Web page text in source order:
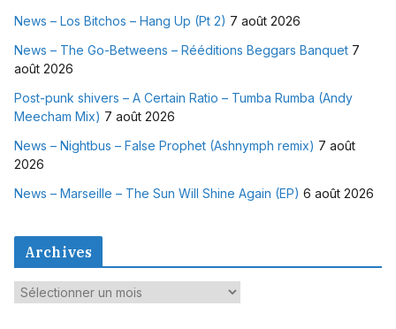
News – Los Bitchos – Hang Up (Pt 2) 7 août 2026
News – The Go-Betweens – Rééditions Beggars Banquet 7
août 2026
Post-punk shivers – A Certain Ratio – Tumba Rumba (Andy
Meecham Mix) 7 août 2026
News – Nightbus – False Prophet (Ashnymph remix) 7 août
2026
News – Marseille – The Sun Will Shine Again (EP) 6 août 2026
Archives
A